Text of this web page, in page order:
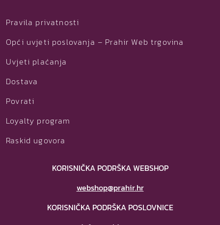
Pravila privatnosti
Opći uvjeti poslovanja – Prahir Web trgovina
Uvjeti plaćanja
Dostava
Povrati
Loyalty program
Raskid ugovora
KORISNIČKA PODRŠKA WEBSHOP
webshop@prahir.hr
KORISNIČKA PODRŠKA POSLOVNICE